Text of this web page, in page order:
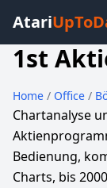
Atari
1st
Home / Office /
Chartanalyse
Bedienung,
Charts, bis